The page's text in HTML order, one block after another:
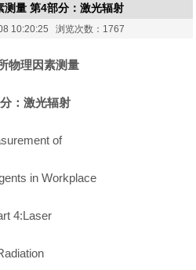
测量 第4部分：激光辐射
10:20:25 浏览次数：1767
物理因素测量
：激光辐射
of
in Workplace
4:Laser